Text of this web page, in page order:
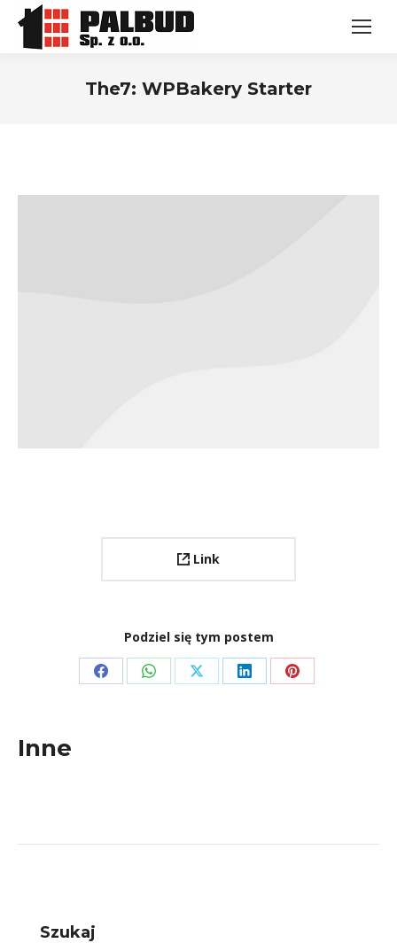
The7: WPBakery Starter
Link
Podziel się tym postem
Share Share Share Share Share
Inne
Szukaj